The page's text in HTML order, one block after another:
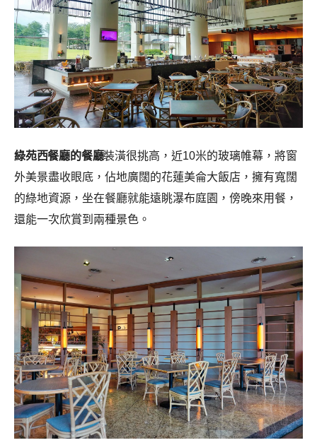
綠苑西餐廳的餐廳裝潢很挑高，近10米的玻璃帷幕，將窗
外美景盡收眼底，佔地廣闊的花蓮美侖大飯店，擁有寬闊
的綠地資源，坐在餐廳就能遠眺瀑布庭園，傍晚來用餐，
還能一次欣賞到兩種景色。